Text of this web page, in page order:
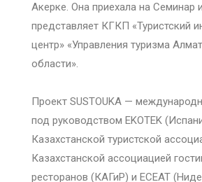
Акерке. Она приехала на Семинар
представляет КГКП «Туристский
центр» «Управления туризма
области».
Проект SUSTOUKA —
под руководством EKOTEK
Казахстанской туристской
Казахстанской ассоциацией
ресторанов (КАГиР) и ECEAT